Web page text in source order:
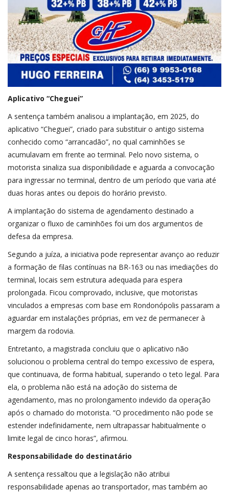
Aplicativo “Cheguei”
A sentença também analisou a implantação, em 2025, do
aplicativo “Cheguei”, criado para substituir o antigo sistema
conhecido como “arrancadão”, no qual caminhões se
acumulavam em frente ao terminal. Pelo novo sistema, o
motorista sinaliza sua disponibilidade e aguarda a convocação
para ingressar no terminal, dentro de um período que varia até
duas horas antes ou depois do horário previsto.
A implantação do sistema de agendamento destinado a
organizar o fluxo de caminhões foi um dos argumentos de
defesa da empresa.
Segundo a juíza, a iniciativa pode representar avanço ao reduzir
a formação de filas contínuas na BR-163 ou nas imediações do
terminal, locais sem estrutura adequada para espera
prolongada. Ficou comprovado, inclusive, que motoristas
vinculados a empresas com base em Rondonópolis passaram a
aguardar em instalações próprias, em vez de permanecer à
margem da rodovia.
Entretanto, a magistrada concluiu que o aplicativo não
solucionou o problema central do tempo excessivo de espera,
que continuava, de forma habitual, superando o teto legal. Para
ela, o problema não está na adoção do sistema de
agendamento, mas no prolongamento indevido da operação
após o chamado do motorista. “O procedimento não pode se
estender indefinidamente, nem ultrapassar habitualmente o
limite legal de cinco horas”, afirmou.
Responsabilidade do destinatário
A sentença ressaltou que a legislação não atribui
responsabilidade apenas ao transportador, mas também ao